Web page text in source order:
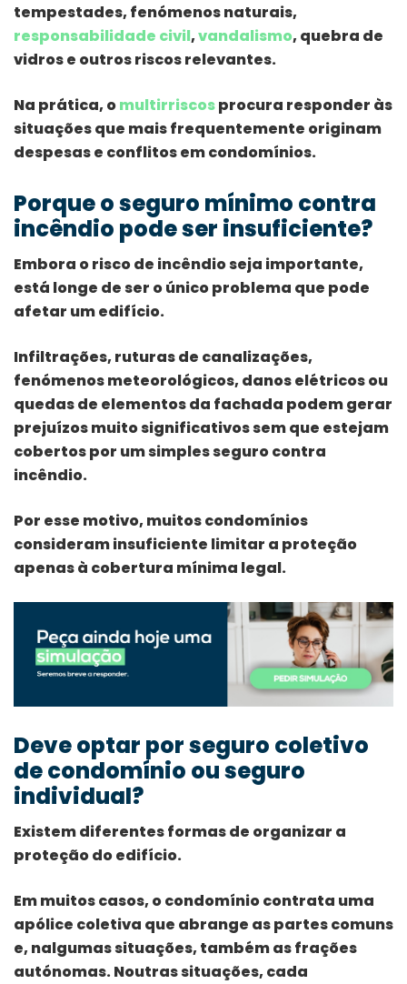
tempestades, fenómenos naturais,
responsabilidade civil,vandalismo, quebra de
vidros e outros riscos relevantes.
Na prática, omultirriscosprocura responder às
situações que mais frequentemente originam
despesas e conflitos em condomínios.
Porque o seguro mínimo contra
incêndio pode ser insuficiente?
Embora o risco de incêndio seja importante,
está longe de ser o único problema que pode
afetar um edifício.
Infiltrações, ruturas de canalizações,
fenómenos meteorológicos, danos elétricos ou
quedas de elementos da fachada podem gerar
prejuízos muito significativos sem que estejam
cobertos por um simples seguro contra
incêndio.
Por esse motivo, muitos condomínios
consideram insuficiente limitar a proteção
apenas à cobertura mínima legal.
Deve optar por seguro coletivo
de condomínio ou seguro
individual?
Existem diferentes formas de organizar a
proteção do edifício.
Em muitos casos, o condomínio contrata uma
apólice coletiva que abrange as partes comuns
e, nalgumas situações, também as frações
autónomas. Noutras situações, cada